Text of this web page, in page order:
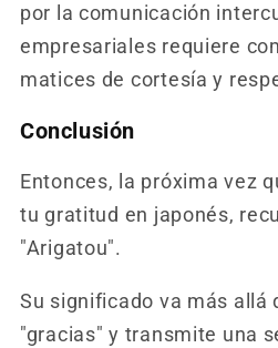
por la comunicación
empresariales requiere
matices de cortesía y
Conclusión
Entonces, la próxima vez
tu gratitud en japonés,
"Arigatou".
Su significado va más allá
"gracias" y transmite una